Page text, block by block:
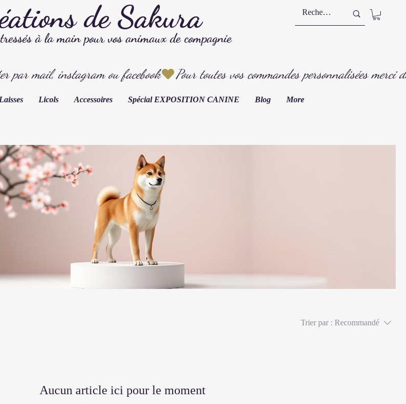
de Sakura
à la main pour vos animaux de compagnie
Laisses Licols Accessoires Spécial EXPOSITION CANINE Blog More
par mail, instagram ou facebook
Trier par : Recommandé
Aucun article ici pour le moment